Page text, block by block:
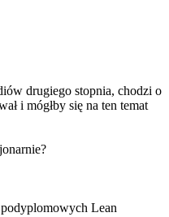
drugiego stopnia, chodzi o
i mógłby się na ten temat
Lean